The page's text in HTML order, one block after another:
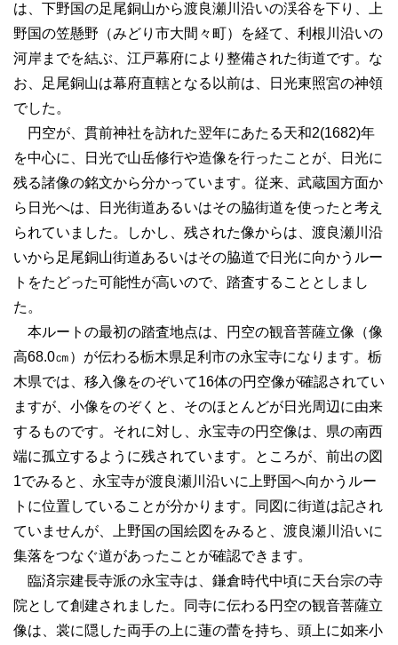
は、下野国の足尾銅山から渡良瀬川沿いの渓谷を下り、上
野国の笠懸野（みどり市大間々町）を経て、利根川沿いの
河岸までを結ぶ、江戸幕府により整備された街道です。な
お、足尾銅山は幕府直轄となる以前は、日光東照宮の神領
でした。
円空が、貫前神社を訪れた翌年にあたる天和2(1682)年
を中心に、日光で山岳修行や造像を行ったことが、日光に
残る諸像の銘文から分かっています。従来、武蔵国方面か
ら日光へは、日光街道あるいはその脇街道を使ったと考え
られていました。しかし、残された像からは、渡良瀬川沿
いから足尾銅山街道あるいはその脇道で日光に向かうルー
トをたどった可能性が高いので、踏査することとしまし
た。
本ルートの最初の踏査地点は、円空の観音菩薩立像（像
高68.0㎝）が伝わる栃木県足利市の永宝寺になります。栃
木県では、移入像をのぞいて16体の円空像が確認されてい
ますが、小像をのぞくと、そのほとんどが日光周辺に由来
するものです。それに対し、永宝寺の円空像は、県の南西
端に孤立するように残されています。ところが、前出の図
1でみると、永宝寺が渡良瀬川沿いに上野国へ向かうルー
トに位置していることが分かります。同図に街道は記され
ていませんが、上野国の国絵図をみると、渡良瀬川沿いに
集落をつなぐ道があったことが確認できます。
臨済宗建長寺派の永宝寺は、鎌倉時代中頃に天台宗の寺
院として創建されました。同寺に伝わる円空の観音菩薩立
像は、裳に隠した両手の上に蓮の蕾を持ち、頭上に如来小